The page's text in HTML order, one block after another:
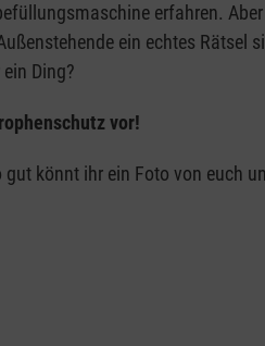
erfahren.
ein echtes Rätsel
Ding?
vor!
könnt ihr ein Foto von euch